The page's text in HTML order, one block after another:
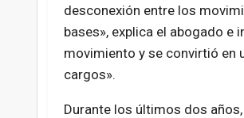
desconexión entre los
bases», explica el abogado e
movimiento y se convirtió en
cargos».
Durante los últimos dos